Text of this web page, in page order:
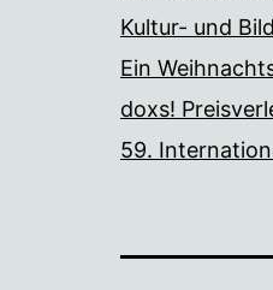
Kultur- und
Ein
doxs!
59.